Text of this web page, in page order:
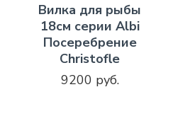
Вилка для рыбы
18см серии Albi
Посеребрение
Christofle
9200 руб.